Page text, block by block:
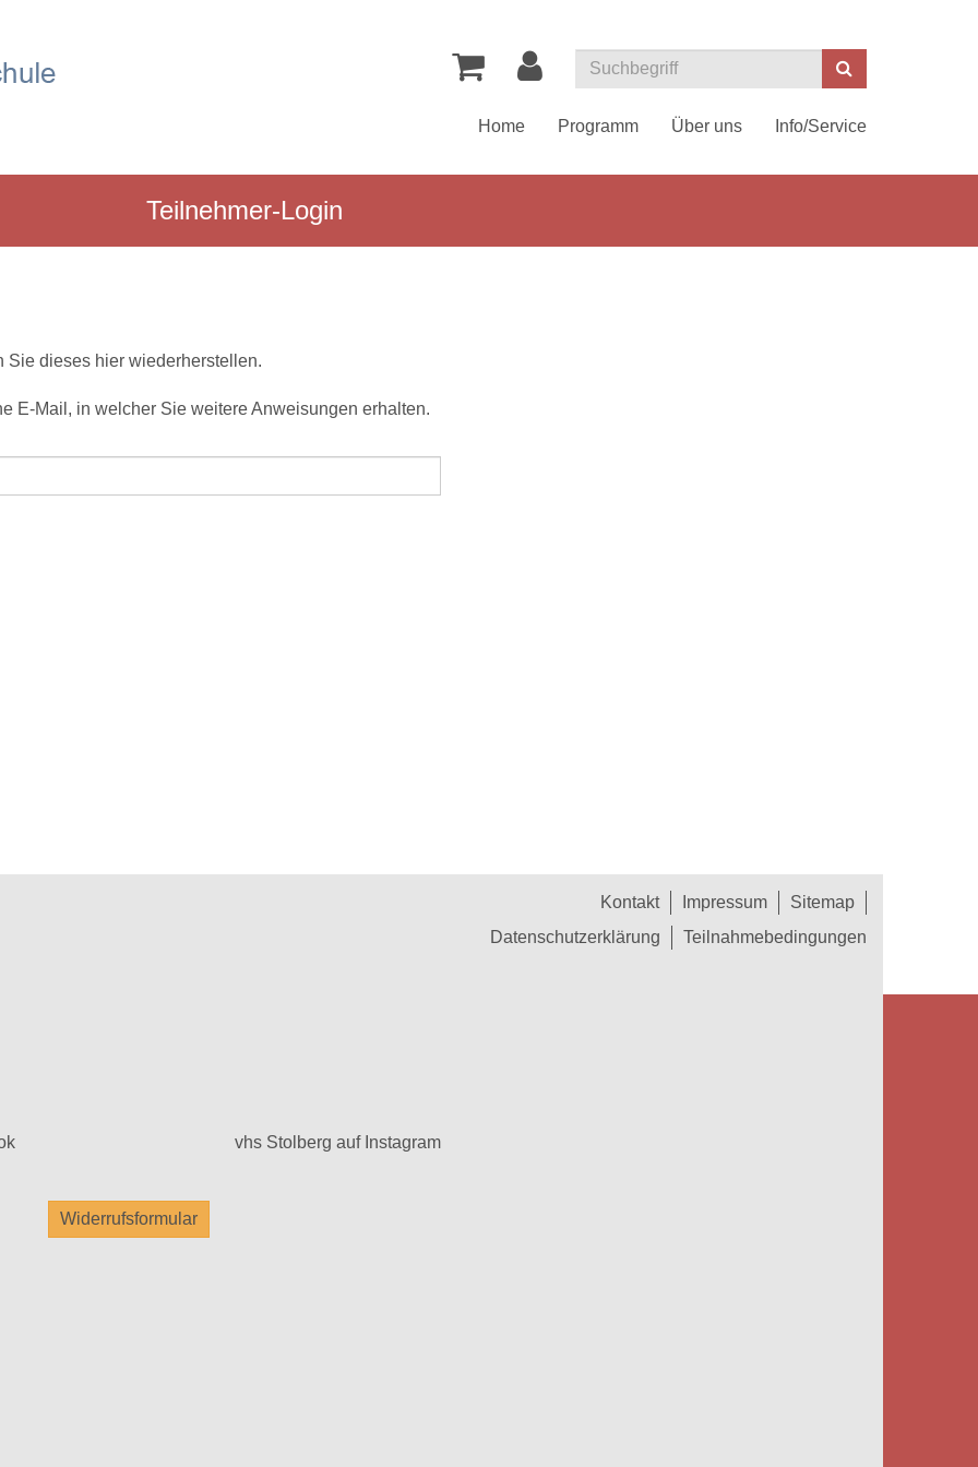
Suchen
Home Programm Über uns Info/Service
Teilnehmer-Login
Sie dieses hier wiederherstellen.
E-Mail, in welcher Sie weitere Anweisungen erhalten.
vhs Stolberg auf Instagram
Widerrufsformular
Kontakt Impressum
Sitemap
Datenschutzerklärung
Teilnahmebedingungen